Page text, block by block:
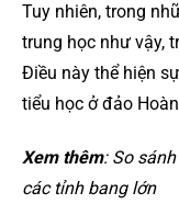
Tuy nhiên, trong
trung học như vậy,
Điều này thể hiện
tiểu học ở đảo
Xem thêm: So sánh
các tỉnh bang lớn